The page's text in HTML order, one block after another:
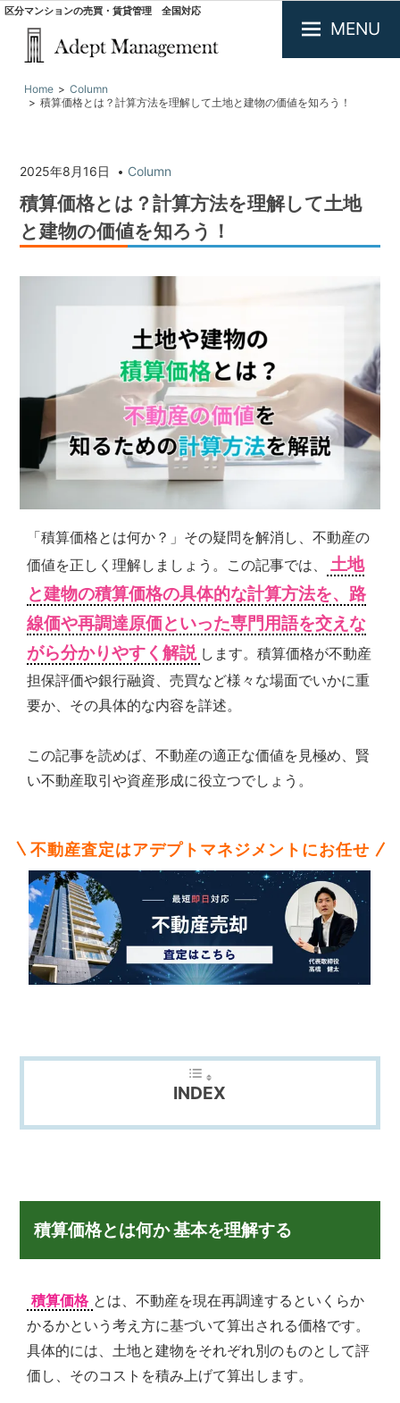
区分マンションの売買・賃貸管理 全国対応
阪
で
用
動
産
の
取・
の
売
管
全
国
対
応.
投
資
マ
ョ
ン・
産
な
ら
ア
デ
プ
ト
マ
任
社
角
度
か
ら、
経
MENU
Home
Column
積算価格とは？計算方法を理解して土地と建物の価値を知ろう！
2025年8月16日 Column
積算価格とは？計算方法を理解して土地
と建物の価値を知ろう！
「積算価格とは何か？」その疑問を解消し、不動産の
価値を正しく理解しましょう。この記事では、
土地
と建物の積算価格の具体的な計算方法を、路
線価や再調達原価といった専門用語を交えな
がら分かりやすく解説 します。積算価格が不動産
担保評価や銀行融資、売買など様々な場面でいかに重
要か、その具体的な内容を詳述。
この記事を読めば、不動産の適正な価値を見極め、賢
い不動産取引や資産形成に役立つでしょう。
不動産査定はアデプトマネジメントにお任せ
INDEX
積算価格とは何か 基本を理解する
積算価格 とは、不動産を現在再調達するといくらか
かるかという考え方に基づいて算出される価格です。
具体的には、土地と建物をそれぞれ別のものとして評
価し、そのコストを積み上げて算出します。